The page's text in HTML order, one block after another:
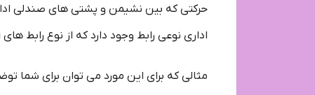
حرکتی که بین نشیمن و پشتی های صندلی
اداری نوعی رابط وجود دارد که از نوع رابط های ۱ به ۲ و یا از نوع رابط های ۱ به ۳ است.